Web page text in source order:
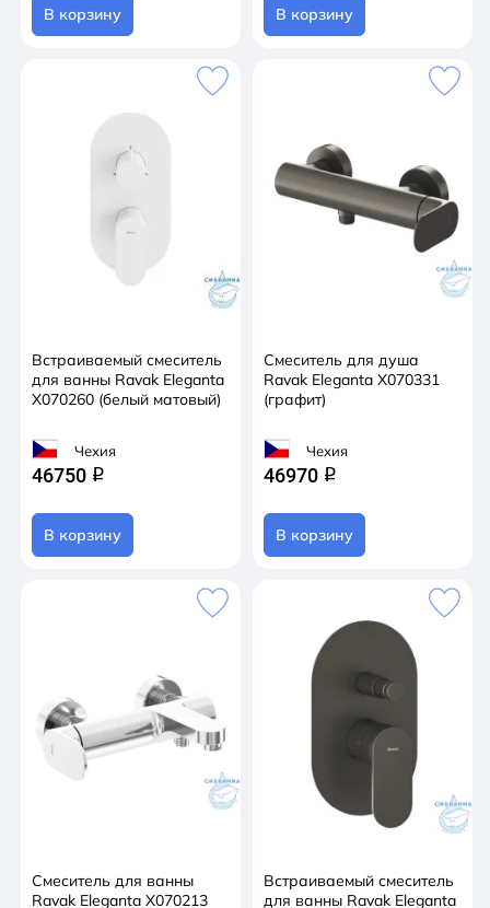
В корзину В корзину
Встраиваемый смеситель
для ванны Ravak Eleganta
X070260 (белый матовый)
Чехия
46750 q
В корзину
Смеситель для душа
Ravak Eleganta X070331
(графит)
Чехия
46970 q
В корзину
Смеситель для ванны
Ravak Eleganta X070213
Встраиваемый смеситель
для ванны Ravak Eleganta